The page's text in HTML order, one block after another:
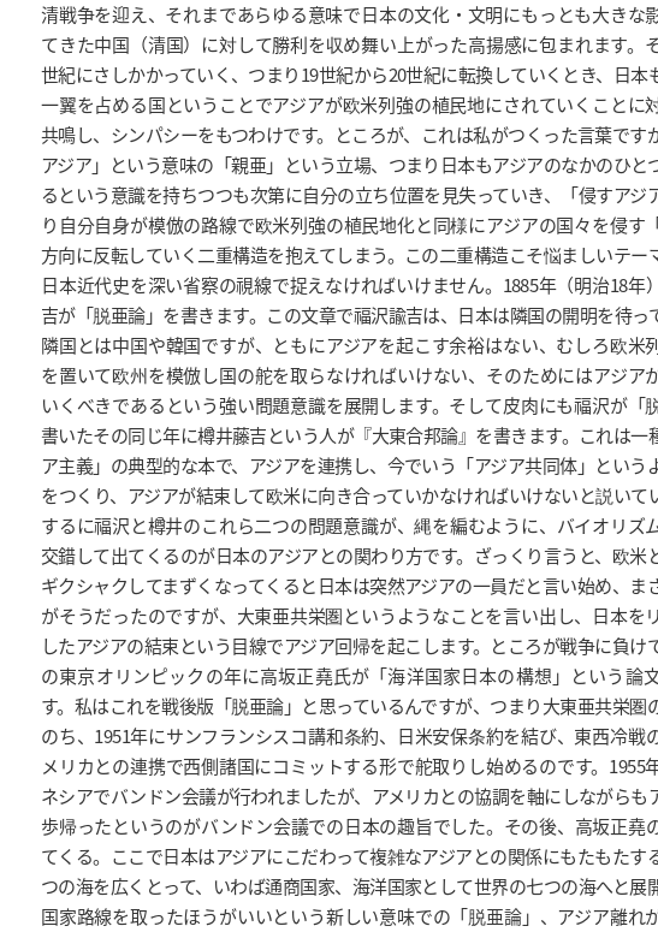
清戦争を迎え、それまであらゆる意味で日本の文化・文明にもっとも大きな
てきた中国（清国）に対して勝利を収め舞い上がった高揚感に包まれます。
世紀にさしかかっていく、つまり19世紀から20世紀に転換していくとき、日本
一翼を占める国ということでアジアが欧米列強の植民地にされていくことに
共鳴し、シンパシーをもつわけです。ところが、これは私がつくった言葉です
アジア」という意味の「親亜」という立場、つまり日本もアジアのなかのひと
るという意識を持ちつつも次第に自分の立ち位置を見失っていき、「侵すアジ
り自分自身が模倣の路線で欧米列強の植民地化と同様にアジアの国々を侵す
方向に反転していく二重構造を抱えてしまう。この二重構造こそ悩ましいテー
日本近代史を深い省察の視線で捉えなければいけません。1885年（明治18年
吉が「脱亜論」を書きます。この文章で福沢諭吉は、日本は隣国の開明を待っ
隣国とは中国や韓国ですが、ともにアジアを起こす余裕はない、むしろ欧米
を置いて欧州を模倣し国の舵を取らなければいけない、そのためにはアジア
いくべきであるという強い問題意識を展開します。そして皮肉にも福沢が「
書いたその同じ年に樽井藤吉という人が『大東合邦論』を書きます。これは一
ア主義」の典型的な本で、アジアを連携し、今でいう「アジア共同体」という
をつくり、アジアが結束して欧米に向き合っていかなければいけないと説いて
するに福沢と樽井のこれら二つの問題意識が、縄を編むように、バイオリズ
交錯して出てくるのが日本のアジアとの関わり方です。ざっくり言うと、欧米
ギクシャクしてまずくなってくると日本は突然アジアの一員だと言い始め、ま
がそうだったのですが、大東亜共栄圏というようなことを言い出し、日本を
したアジアの結束という目線でアジア回帰を起こします。ところが戦争に負け
の東京オリンピックの年に高坂正堯氏が「海洋国家日本の構想」という論
す。私はこれを戦後版「脱亜論」と思っているんですが、つまり大東亜共栄圏
のち、1951年にサンフランシスコ講和条約、日米安保条約を結び、東西冷戦
メリカとの連携で西側諸国にコミットする形で舵取りし始めるのです。1955
ネシアでバンドン会議が行われましたが、アメリカとの協調を軸にしながらも
歩帰ったというのがバンドン会議での日本の趣旨でした。その後、高坂正堯
てくる。ここで日本はアジアにこだわって複雑なアジアとの関係にもたもたす
つの海を広くとって、いわば通商国家、海洋国家として世界の七つの海へと展
国家路線を取ったほうがいいという新しい意味での「脱亜論」、アジア離れ